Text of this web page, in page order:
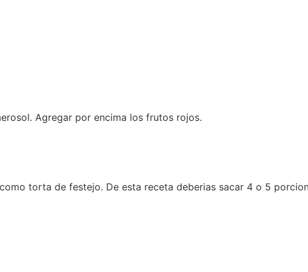
Agregar por encima los frutos rojos.
torta de festejo. De esta receta deberias sacar 4 o 5